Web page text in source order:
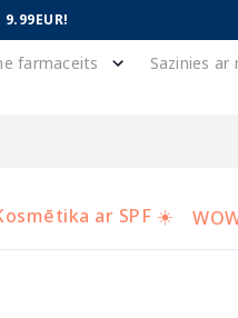
farmaceits Sazinies ar
ar SPF ☀️